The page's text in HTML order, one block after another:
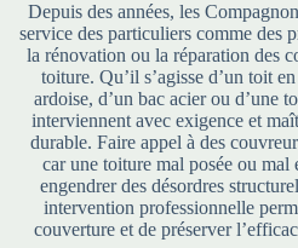
Depuis des années, les
service des particuliers comme des
la rénovation ou la réparation des
toiture. Qu’il s’agisse d’un toit
ardoise, d’un bac acier ou d’une
interviennent avec exigence et
durable. Faire appel à des
car une toiture mal posée ou mal
engendrer des désordres
intervention professionnelle
couverture et de préserver